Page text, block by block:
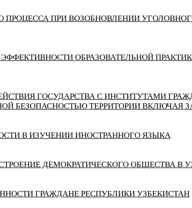
ПРИ ВОЗОБНОВЛЕНИИ
ОБРАЗОВАТЕЛЬНОЙ
ГОСУДАРСТВА С ИНСТИТУТАМИ
БЕЗОПАСНОСТЬЮ ТЕРРИТОРИИ ВКЛЮЧАЯ
В ИЗУЧЕНИИ ИНОСТРАННОГО ЯЗЫКА
ДЕМОКРАТИЧЕСКОГО ОБЩЕСТВА В
ГРАЖДАНЕ РЕСПУБЛИКИ УЗБЕКИСТАН